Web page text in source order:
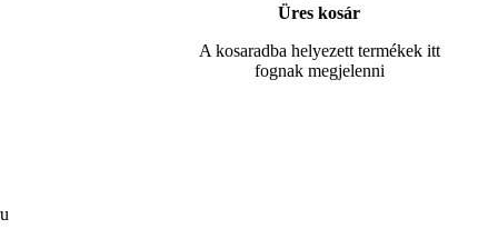
Üres kosár
A kosaradba helyezett termékek itt
fognak megjelenni